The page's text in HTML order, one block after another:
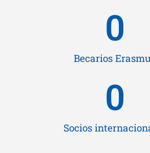
Becarios
0
Socios
0